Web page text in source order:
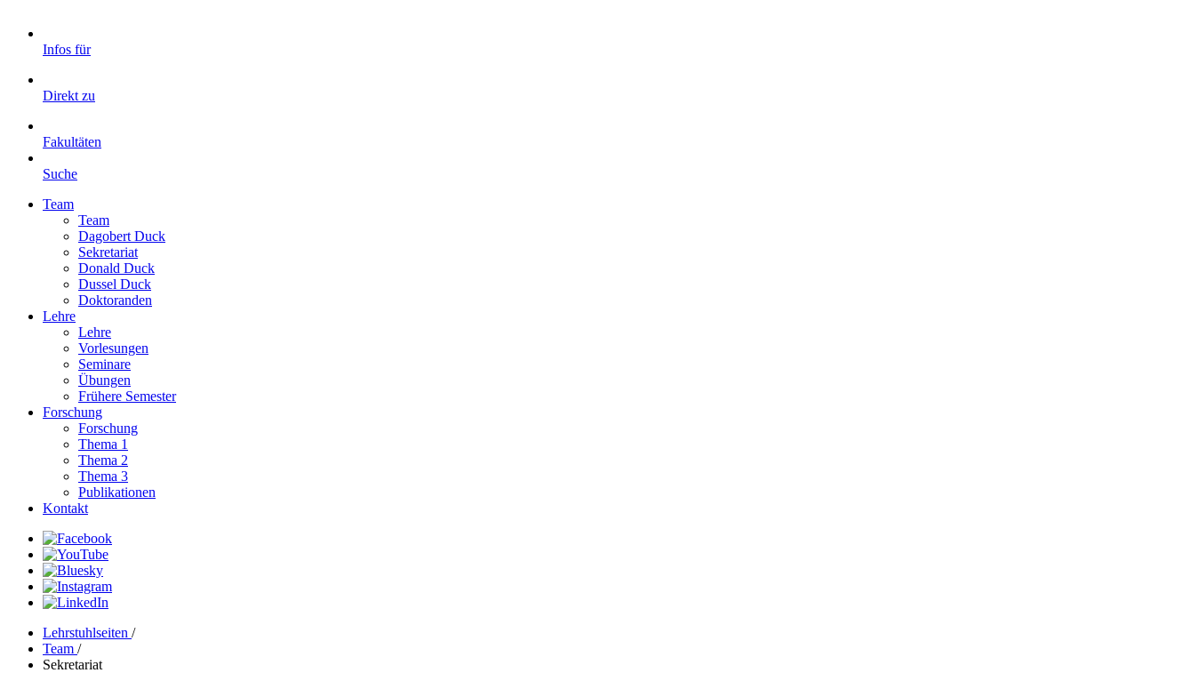
Infos für
Direkt zu
Fakultäten
Suche
Team
Team
Dagobert Duck
Sekretariat
Donald Duck
Dussel Duck
Doktoranden
Lehre
Lehre
Vorlesungen
Seminare
Übungen
Frühere Semester
Forschung
Forschung
Thema 1
Thema 2
Thema 3
Publikationen
Kontakt
Lehrstuhlseiten /
Team /
Sekretariat